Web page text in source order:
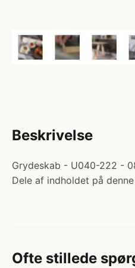
Beskrivelse
Grydeskab - U040-222 -
Dele af indholdet på
Ofte stillede